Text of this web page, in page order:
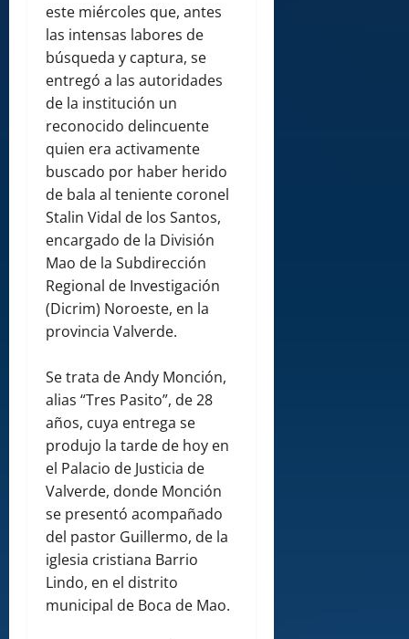
este miércoles que, antes
las intensas labores de
búsqueda y captura, se
entregó a las autoridades
de la institución un
reconocido delincuente
quien era activamente
buscado por haber herido
de bala al teniente coronel
Stalin Vidal de los Santos,
encargado de la División
Mao de la Subdirección
Regional de Investigación
(Dicrim) Noroeste, en la
provincia Valverde.
Se trata de Andy Monción,
alias “Tres Pasito”, de 28
años, cuya entrega se
produjo la tarde de hoy en
el Palacio de Justicia de
Valverde, donde Monción
se presentó acompañado
del pastor Guillermo, de la
iglesia cristiana Barrio
Lindo, en el distrito
municipal de Boca de Mao.